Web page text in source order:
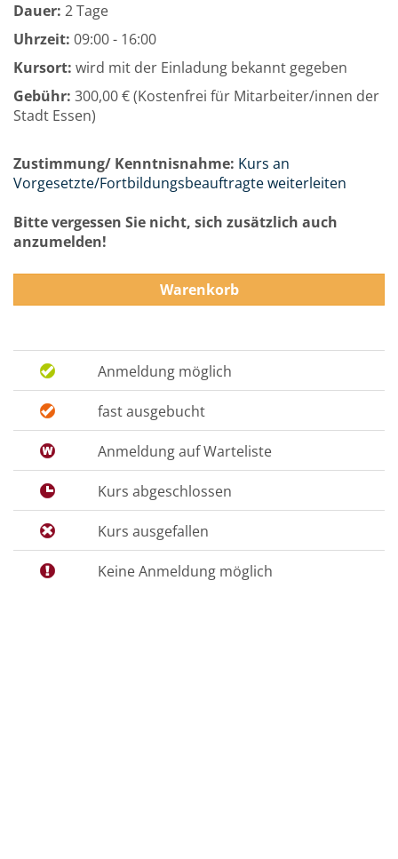
Dauer: 2 Tage
Uhrzeit: 09:00 - 16:00
Kursort: wird mit der Einladung bekannt gegeben
Gebühr: 300,00 € (Kostenfrei für Mitarbeiter/innen der
Stadt Essen)
Zustimmung/ Kenntnisnahme: Kurs an
Vorgesetzte/Fortbildungsbeauftragte weiterleiten
Bitte vergessen Sie nicht, sich zusätzlich auch
anzumelden!
Warenkorb
Anmeldung möglich
fast ausgebucht
Anmeldung auf Warteliste
Kurs abgeschlossen
Kurs ausgefallen
Keine Anmeldung möglich